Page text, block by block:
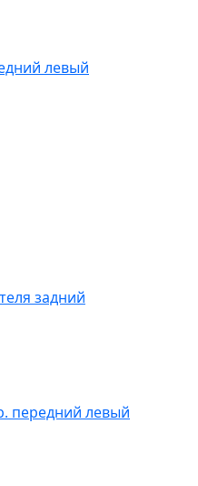
левый
задний
передний левый